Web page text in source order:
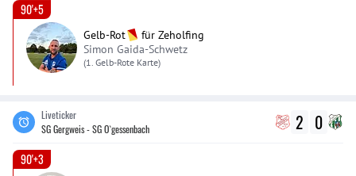
90'+5
Gelb-Rot für Zeholfing
Simon Gaida-Schwetz
(1. Gelb-Rote Karte)
Liveticker
SG Gergweis - SG O`gessenbach
2 0
90'+3